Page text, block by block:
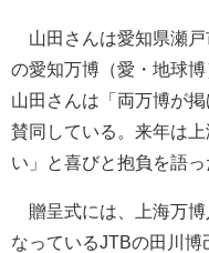
山田さんは愛知県瀬戸
の愛知万博（愛・地球
山田さんは「両万博が
賛同している。来年は
い」と喜びと抱負を語っ
贈呈式には、上海万博
なっているJTBの田川